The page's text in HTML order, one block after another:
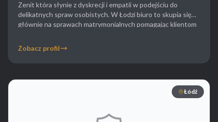
Zenit która słynie z dyskrecji i empatii w podejściu do
delikatnych spraw osobistych. W Łodzi biuro to skupia się
głównie na sprawach matrymonialnych pomagając klientom
obserwacje w miejscach publicznych dokumentując
spotkania figurantów z osobami trzecimi. […]
Zobacz profil
Łódź